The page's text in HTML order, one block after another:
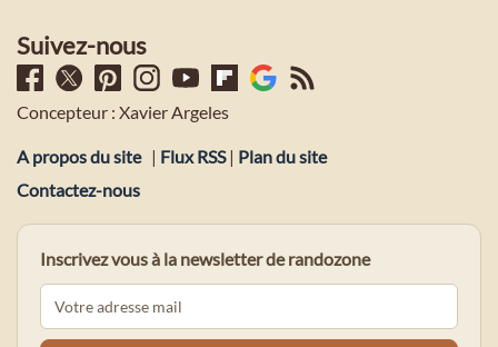
Suivez-nous
Concepteur : Xavier Argeles
A propos du site | Flux RSS| Plan du site
Contactez-nous
Inscrivez vous à la newsletter de randozone